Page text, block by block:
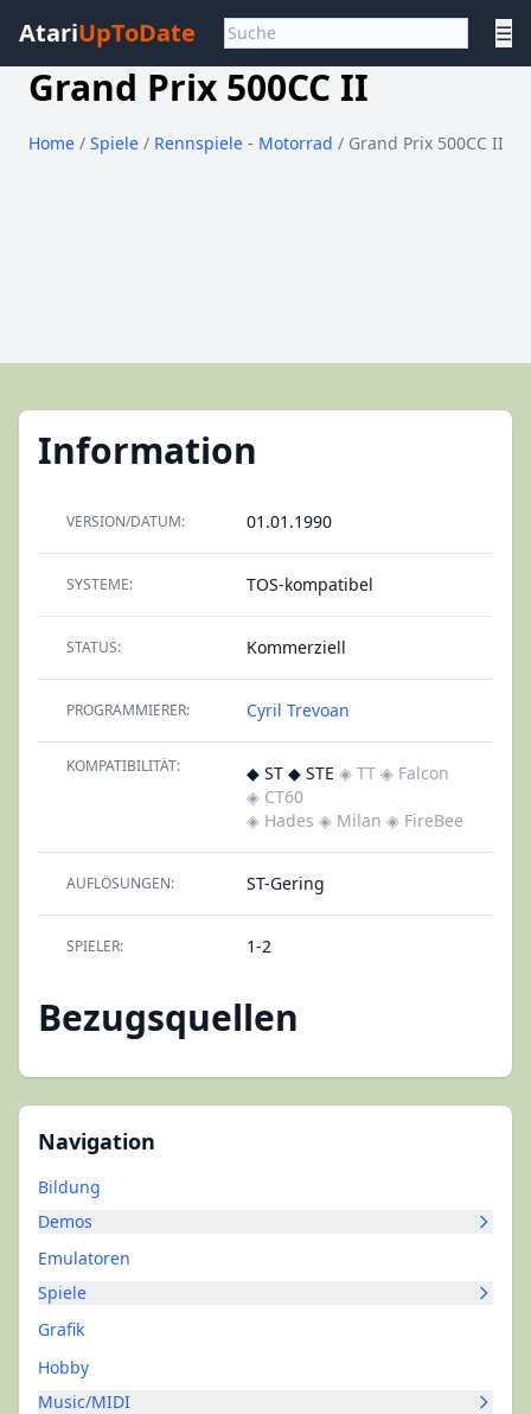
AtariUpToDate ☰
Grand Prix 500CC II
Home/ Spiele / Rennspiele - Motorrad / Grand Prix 500CC II
Navigation
Bildung
Demos
Emulatoren
Spiele
Grafik
Hobby
Music/MIDI
Information
VERSION/DATUM: 01.01.1990
SYSTEME: TOS-kompatibel
STATUS: Kommerziell
PROGRAMMIERER: Cyril Trevoan
KOMPATIBILITÄT: ◆ ST ◆ STE ◈ TT ◈ Falcon
◈ CT60
◈ Hades ◈ Milan ◈ FireBee
AUFLÖSUNGEN: ST-Gering
SPIELER: 1-2
Bezugsquellen